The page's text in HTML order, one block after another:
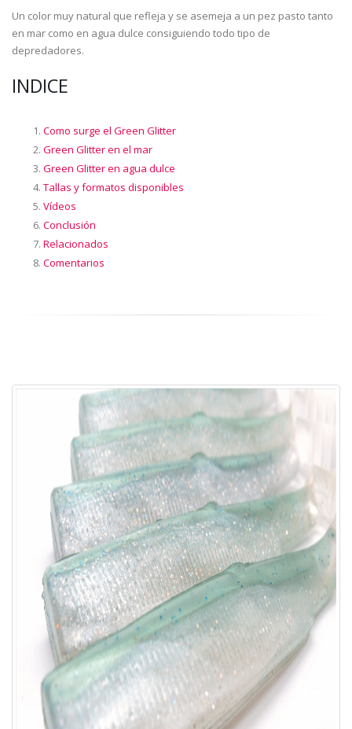
Un color muy natural que refleja y se asemeja a un pez pasto tanto
en mar como en agua dulce consiguiendo todo tipo de
depredadores.
INDICE
Como surge el Green Glitter
Green Glitter en el mar
Green Glitter en agua dulce
Tallas y formatos disponibles
Vídeos
Conclusión
Relacionados
Comentarios